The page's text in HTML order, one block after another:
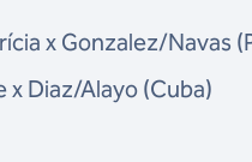
x Gonzalez/Navas
x Diaz/Alayo (Cuba)